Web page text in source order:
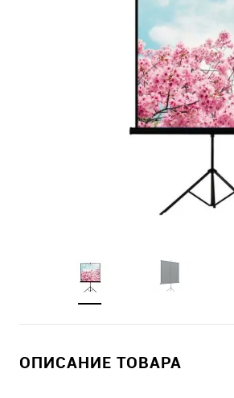
ОПИСАНИЕ ТОВАРА